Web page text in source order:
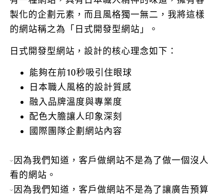
製化的企劃元素，而且風格獨一無二，我將這樣
的網站稱之為「日式開發型網站」。
日式開發型網站，設計的核心理念如下：
能夠在前10秒吸引住眼球
日本職人風格的設計質感
融入品牌溫度與專業度
配色大膽讓人印象深刻
國際團隊企劃網站內容
-因為我們知道，客戶做網站不是為了做一個沒人
看的網站。
-因為我們知道，客戶做網站不是為了讓廣告預算